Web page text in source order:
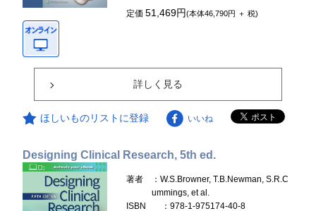
定価51,469円(本体46,790円 ＋ 税)
詳しく見る
ほしいものリストに登録 いいね
Designing Clinical Research, 5th ed.
著者
：W.S.Browner, T.B.Newman, S.R.C
ummings, et al.
ISBN
：978-1-975174-40-8